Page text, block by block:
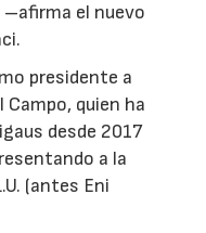
–afirma el nuevo
presidente a
quien ha
desde 2017
a la
(antes Eni